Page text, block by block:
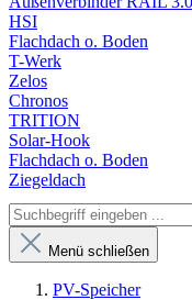
HSI
Flachdach o. Boden
T-Werk
Zelos
Chronos
TRITION
Solar-Hook
Flachdach o. Boden
Ziegeldach
Menü schließen
PV-Speicher